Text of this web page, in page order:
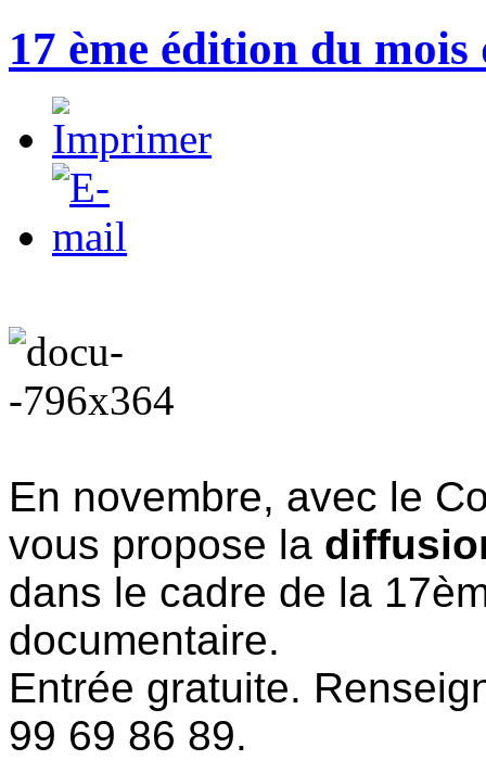
17 ème édition du mois
En novembre, avec le
vous propose la
dans le cadre de la
documentaire.
Entrée gratuite.
99 69 86 89.